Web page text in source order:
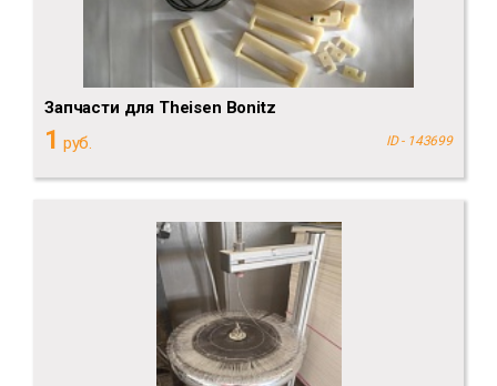
Запчасти для Theisen Bonitz
1 руб. ID - 143699